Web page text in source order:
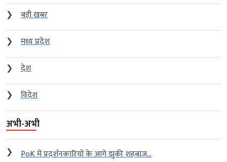
❯
बड़ी खबर
❯
मध्य प्रदेश
❯
देश
❯
विदेश
अभी-अभी
❯ PoK में प्रदर्शनकारियों के आगे झुकी शहबाज...